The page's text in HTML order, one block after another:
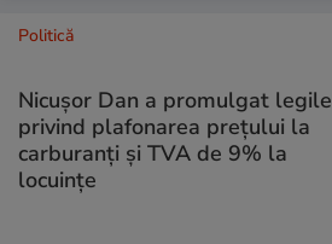
Politică
Nicușor Dan a promulgat legile
privind plafonarea prețului la
carburanți și TVA de 9% la
locuințe